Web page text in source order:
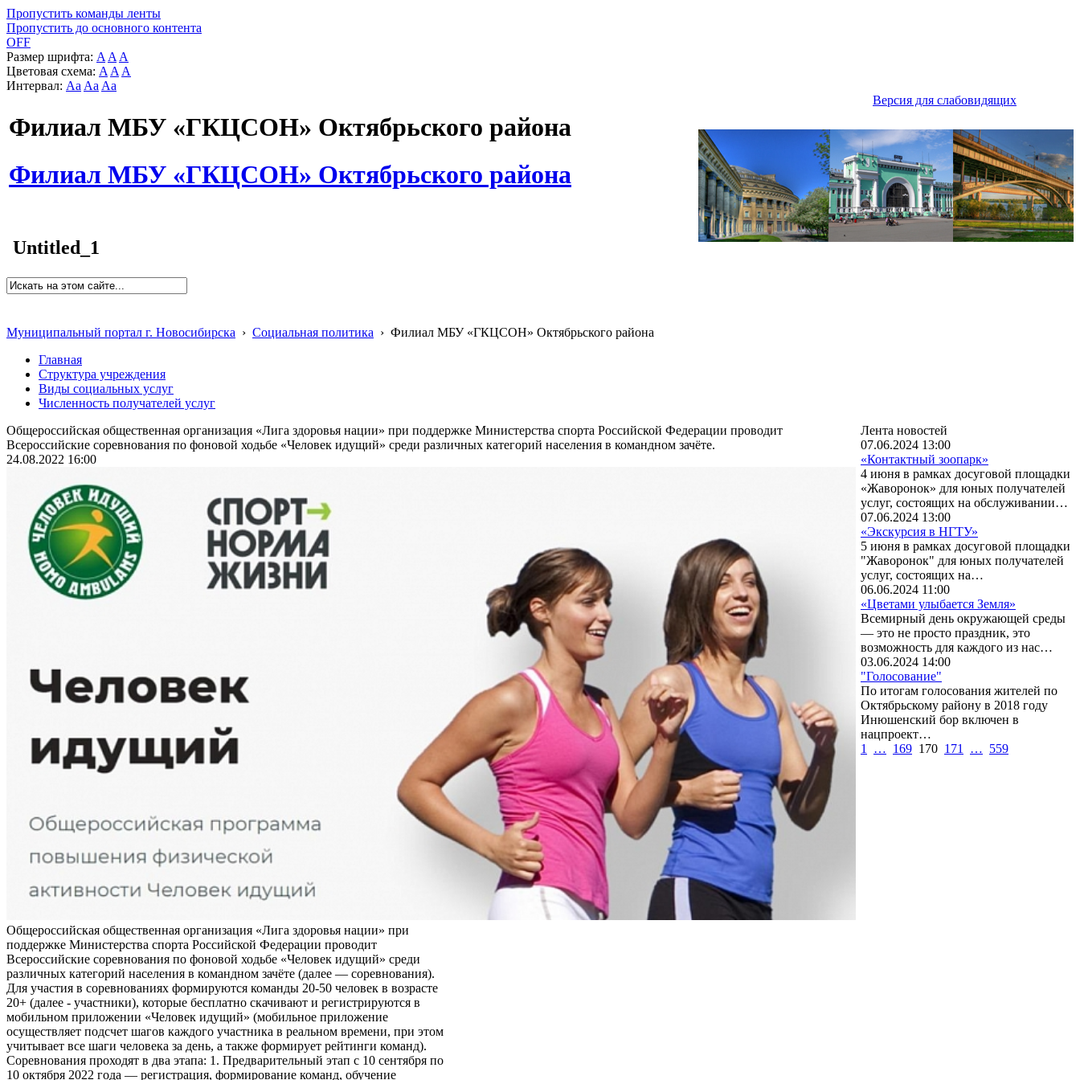
Пропустить команды ленты
Пропустить до основного контента
OFF
Размер шрифта: A A A
Цветовая схема: A A A
Интервал: Aa Aa Aa
Версия для слабовидящих
Филиал МБУ «ГКЦСОН» Октябрьского района
Филиал МБУ «ГКЦСОН» Октябрьского района
Untitled_1
Муниципальный портал г. Новосибирска › Социальная политика › Филиал МБУ «ГКЦСОН» Октябрьского района
Главная
Структура учреждения
Виды социальных услуг
Численность получателей услуг
Общероссийская общественная организация «Лига здоровья нации» при поддержке Министерства спорта Российской Федерации проводит
Всероссийские соревнования по фоновой ходьбе «Человек идущий» среди различных категорий населения в командном зачёте.
24.08.2022 16:00
Общероссийская общественная организация «Лига здоровья нации» при
поддержке Министерства спорта Российской Федерации проводит
Всероссийские соревнования по фоновой ходьбе «Человек идущий» среди
различных категорий населения в командном зачёте (далее — соревнования).
Для участия в соревнованиях формируются команды 20-50 человек в возрасте
20+ (далее - участники), которые бесплатно скачивают и регистрируются в
мобильном приложении «Человек идущий» (мобильное приложение
осуществляет подсчет шагов каждого участника в реальном времени, при этом
учитывает все шаги человека за день, а также формирует рейтинги команд).
Соревнования проходят в два этапа: 1. Предварительный этап с 10 сентября по
10 октября 2022 года — регистрация, формирование команд, обучение
Лента новостей
07.06.2024 13:00
«Контактный зоопарк»
4 июня в рамках досуговой площадки
«Жаворонок» для юных получателей
услуг, состоящих на обслуживании…
07.06.2024 13:00
«Экскурсия в НГТУ»
5 июня в рамках досуговой площадки
"Жаворонок" для юных получателей
услуг, состоящих на…
06.06.2024 11:00
«Цветами улыбается Земля»
Всемирный день окружающей среды
— это не просто праздник, это
возможность для каждого из нас…
03.06.2024 14:00
"Голосование"
По итогам голосования жителей по
Октябрьскому району в 2018 году
Инюшенский бор включен в
нацпроект…
1
… 169 170 171 … 559